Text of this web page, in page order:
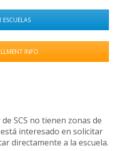
ESCUELAS
INFO
SCS no tienen zonas de
interesado en solicitar
directamente a la escuela.